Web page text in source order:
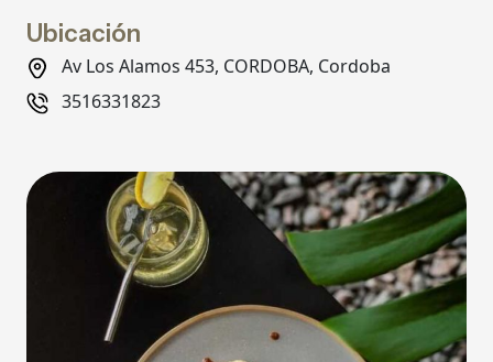
Ubicación
Av Los Alamos 453, CORDOBA, Cordoba
3516331823